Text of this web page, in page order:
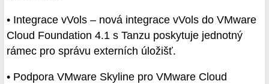
• Integrace vVols – nová integrace vVols do VMware
Cloud Foundation 4.1 s Tanzu poskytuje jednotný
rámec pro správu externích úložišť.
• Podpora VMware Skyline pro VMware Cloud